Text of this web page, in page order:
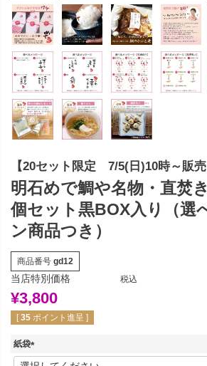
【20セット限定 7/5(日)10時～販売
明石めで鯛や名物・直焚
個セット黒BOX入り（選
ン商品つき）
商品番号 gd12
当店特別価格
¥3,800
税込
[ 35 ポイント進呈 ]
紙袋
(